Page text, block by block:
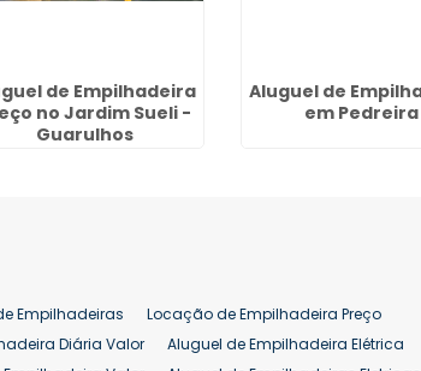
de Empilhadeira
no Jardim Sueli -
Guarulhos
Aluguel de
em Pedreira
Empilhadeiras
Locação de Empilhadeira Preço
Diária Valor
Aluguel de Empilhadeira Elétrica